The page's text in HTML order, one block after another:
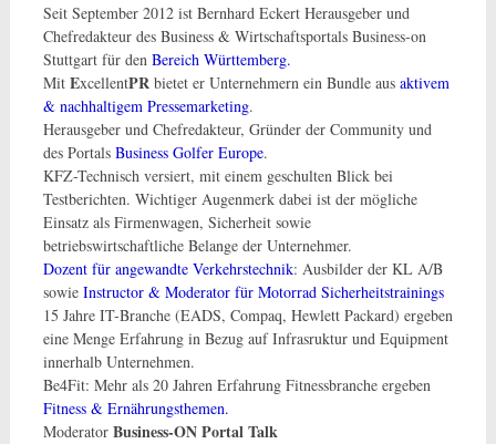
Seit September 2012 ist Bernhard Eckert Herausgeber und
Chefredakteur des Business & Wirtschaftsportals Business-on
Stuttgart für den Bereich Württemberg.
Mit ExcellentPR bietet er Unternehmern ein Bundle aus aktivem
& nachhaltigem Pressemarketing.
Herausgeber und Chefredakteur, Gründer der Community und
des Portals Business Golfer Europe.
KFZ-Technisch versiert, mit einem geschulten Blick bei
Testberichten. Wichtiger Augenmerk dabei ist der mögliche
Einsatz als Firmenwagen, Sicherheit sowie
betriebswirtschaftliche Belange der Unternehmer.
Dozent für angewandte Verkehrstechnik: Ausbilder der KL A/B
sowie Instructor & Moderator für Motorrad Sicherheitstrainings
15 Jahre IT-Branche (EADS, Compaq, Hewlett Packard) ergeben
eine Menge Erfahrung in Bezug auf Infrasruktur und Equipment
innerhalb Unternehmen.
Be4Fit: Mehr als 20 Jahren Erfahrung Fitnessbranche ergeben
Fitness & Ernährungsthemen.
Moderator Business-ON Portal Talk